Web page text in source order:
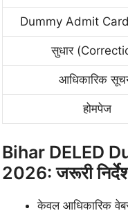
Dummy Admit Card
सुधार
आधिकारिक
होमपेज
Bihar DELED
2026: जरूरी
केवल आधिकारिक